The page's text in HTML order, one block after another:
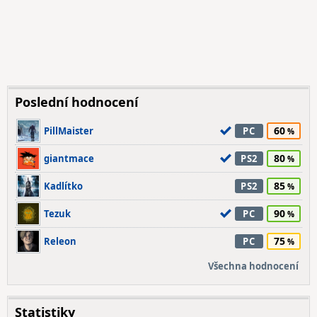
Poslední hodnocení
PillMaister PC 60
giantmace PS2 80
Kadlítko PS2 85
Tezuk PC 90
Releon PC 75
Všechna hodnocení
Statistiky